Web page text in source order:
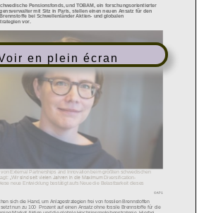
en plein écran
Pensionsfonds, und TOBAM, ein forschungsorientierter
mit Sitz in Paris, stellen einen neuen Ansatz für den
bei Schwellenländer Aktien
und globalen
vor.
von External Partnerships and Innovation beim größten schwedischen
„Wir sind seit vielen Jahren in die Maximum Diversification-
neue Entwicklung bestätigt aufs Neue die Belastbarkeit dieses
© AP1
sich die Hand, um Anlagestrategien frei von fossilen Brennstoffen
setzt nun zu 100 Prozent auf einen Ansatz ohne fossile Brennstoffe für die
Market Aktien und die globale Hochzinsnanleihenstrategie. Hierbei